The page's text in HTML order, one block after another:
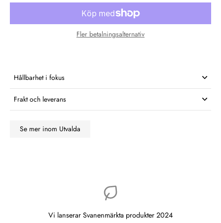
Fler betalningsalternativ
Hållbarhet i fokus
Frakt och leverans
Se mer inom Utvalda
Vi lanserar Svanenmärkta produkter 2024